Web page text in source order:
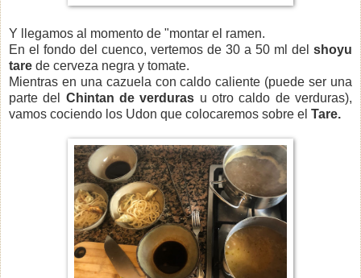
Y llegamos al momento de "montar el ramen.
En el fondo del cuenco, vertemos de 30 a 50 ml del shoyu
tare de cerveza negra y tomate.
Mientras en una cazuela con caldo caliente (puede ser una
parte del Chintan de verduras u otro caldo de verduras),
vamos cociendo los Udon que colocaremos sobre el Tare.